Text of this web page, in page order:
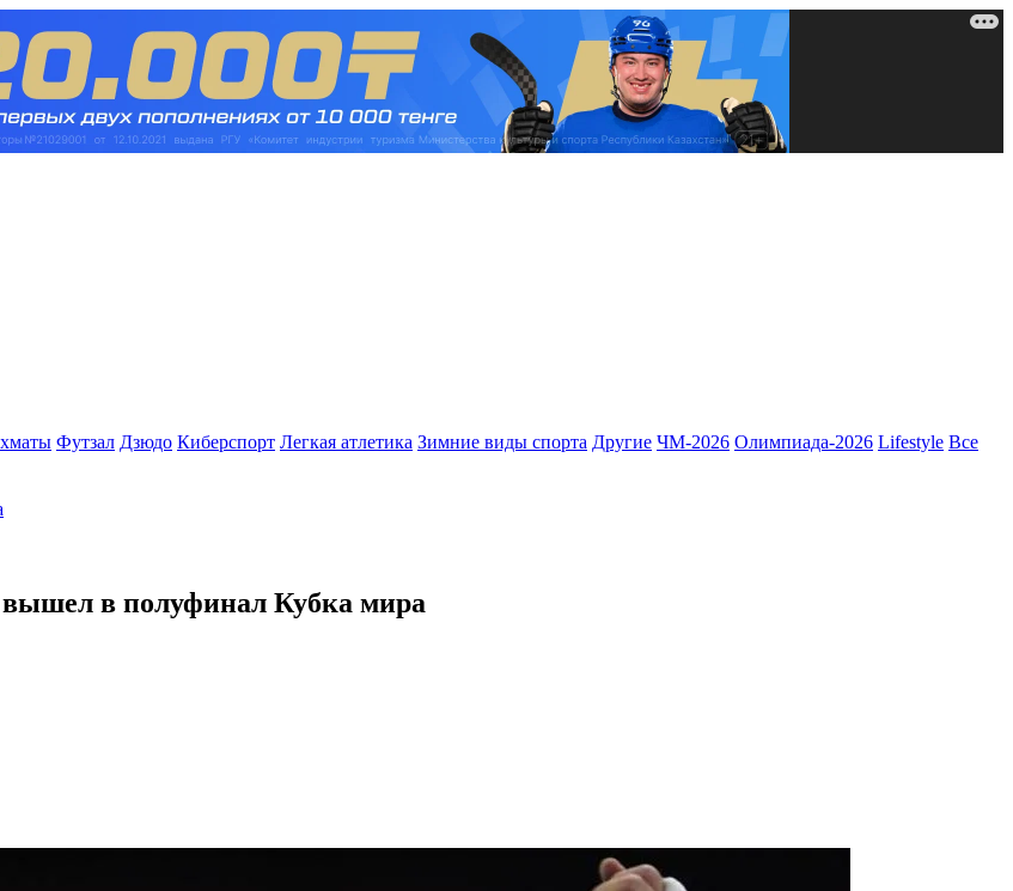
Футзал Дзюдо Киберспорт Легкая атлетика Зимние виды спорта Другие ЧМ-2026 Олимпиада-2026 Lifestyle Все
вышел в полуфинал Кубка мира